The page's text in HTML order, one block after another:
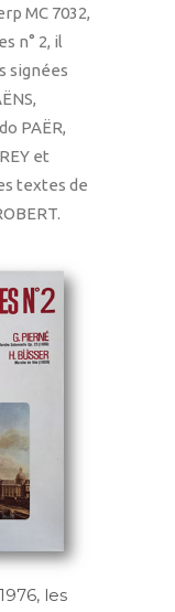
MC 7032,
n° 2, il
signées
PAËR,
et
textes de
les